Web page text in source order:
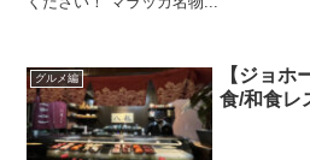
グルメ編
【ジョホ
食/和食レ